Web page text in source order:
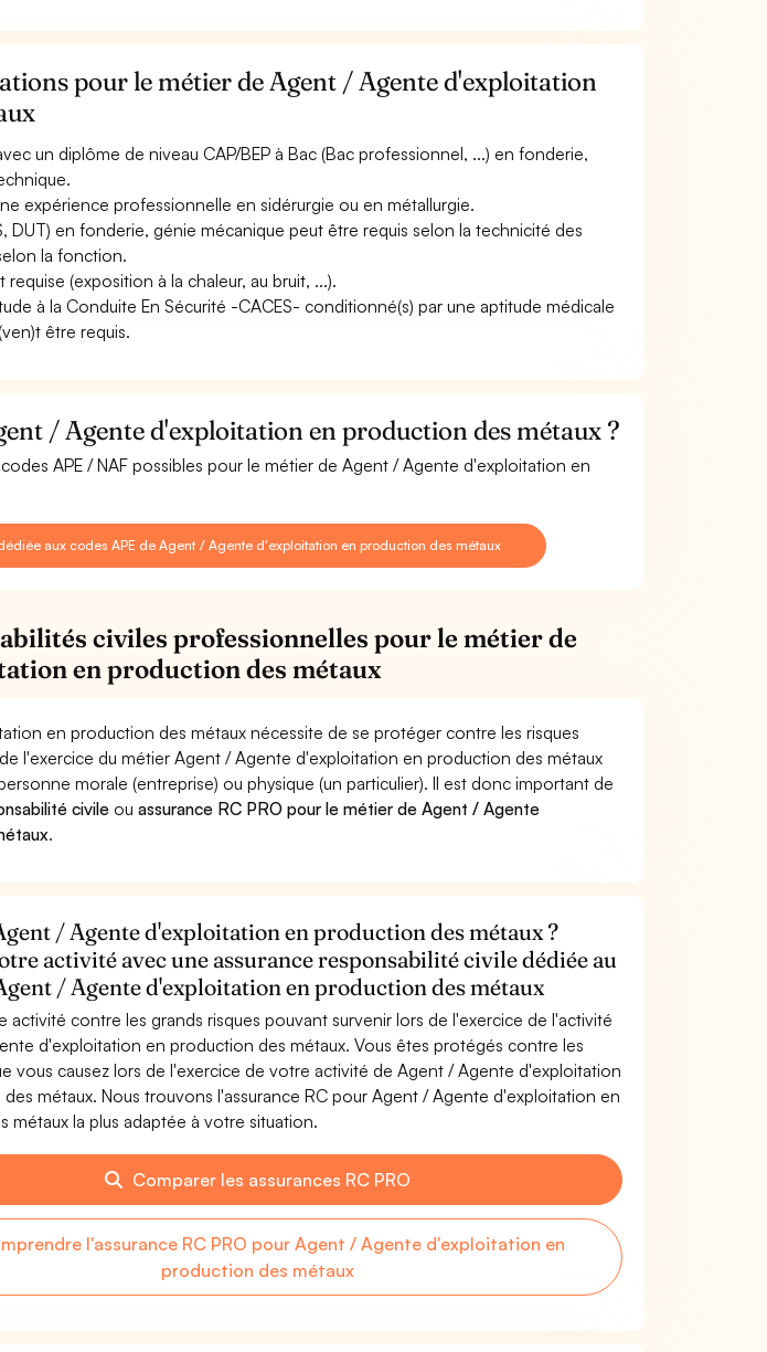
pour le métier de Agent / Agente d'exploitation
un diplôme de niveau CAP/BEP à Bac (Bac professionnel, ...) en fonderie,
expérience professionnelle en sidérurgie ou en métallurgie.
DUT) en fonderie, génie mécanique peut être requis selon la technicité des
la fonction.
(exposition à la chaleur, au bruit, ...).
à la Conduite En Sécurité -CACES- conditionné(s) par une aptitude médicale
être requis.
/ Agente d'exploitation en production des métaux ?
APE / NAF possibles pour le métier de Agent / Agente d'exploitation en
aux codes APE de Agent / Agente d'exploitation en production des métaux
civiles professionnelles pour le métier de
en production des métaux
en production des métaux nécessite de se protéger contre les risques
l'exercice du métier Agent / Agente d'exploitation en production des métaux
morale (entreprise) ou physique (un particulier). Il est donc important de
civile ouassurance RC PRO pour le métier de Agent / Agente
.
/ Agente d'exploitation en production des métaux ?
activité avec une assurance responsabilité civile dédiée au
/ Agente d'exploitation en production des métaux
activité contre les grands risques pouvant survenir lors de l'exercice de l'activité
d'exploitation en production des métaux. Vous êtes protégés contre les
vous causez lors de l'exercice de votre activité de Agent / Agente d'exploitation
métaux. Nous trouvons l'assurance RC pour Agent / Agente d'exploitation en
métaux la plus adaptée à votre situation.
Comparer les assurances RC PRO
l'assurance RC PRO pour Agent / Agente d'exploitation en
production des métaux